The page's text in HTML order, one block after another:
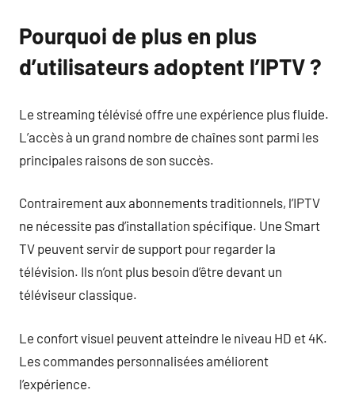
Pourquoi de plus en plus
d’utilisateurs adoptent l’IPTV ?
Le streaming télévisé offre une expérience plus fluide.
L’accès à un grand nombre de chaînes sont parmi les
principales raisons de son succès.
Contrairement aux abonnements traditionnels, l’IPTV
ne nécessite pas d’installation spécifique. Une Smart
TV peuvent servir de support pour regarder la
télévision. Ils n’ont plus besoin d’être devant un
téléviseur classique.
Le confort visuel peuvent atteindre le niveau HD et 4K.
Les commandes personnalisées améliorent
l’expérience.